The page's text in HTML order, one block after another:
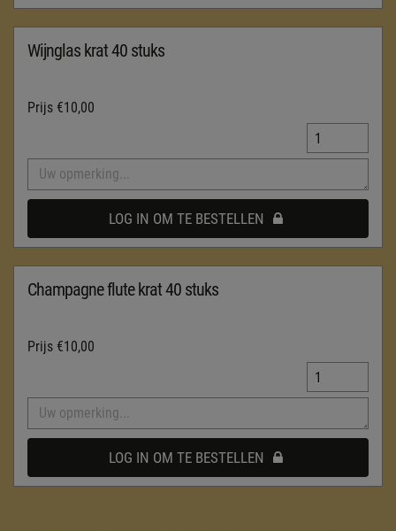
Wijnglas krat 40 stuks
Prijs €10,00
LOG IN OM TE BESTELLEN
Champagne flute krat 40 stuks
Prijs €10,00
LOG IN OM TE BESTELLEN